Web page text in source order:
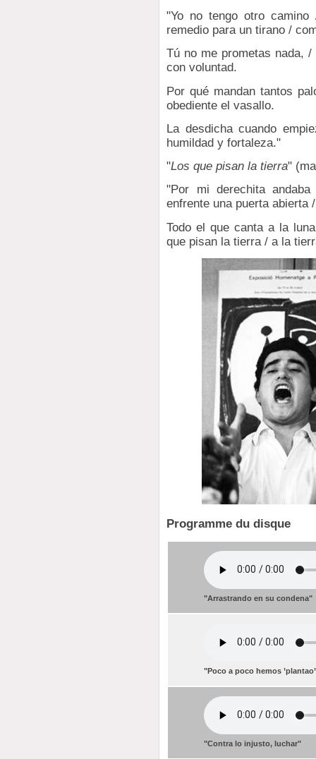
"Yo no tengo otro
remedio para un tirano /
Tú no me prometas nada,
con voluntad.
Por qué mandan tantos
obediente el vasallo.
La desdicha cuando
humildad y fortaleza."
"Los que pisan la tierra"
"Por mi derechita
enfrente una puerta abierta
Todo el que canta a la
que pisan la tierra / a la
Programme du disque
"Arrastrando en su condena"
"Poco a poco hemos
"Contra lo injusto, luchar"